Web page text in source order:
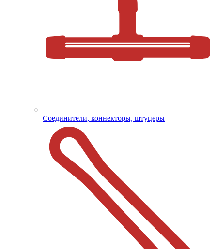
Соединители, коннекторы, штуцеры